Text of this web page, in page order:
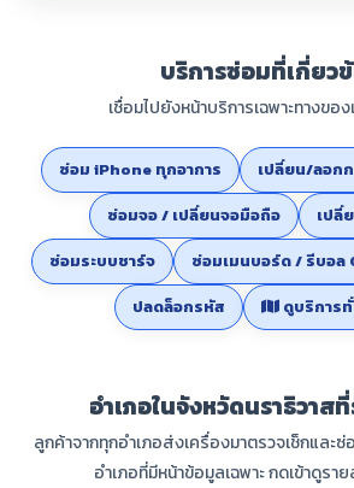
บริการซ่อมที่เกี่ยว
เชื่อมไปยังหน้าบริการเฉพาะทางขอ
ซ่อม iPhone ทุกอาการ
เปลี่ยน/ลอก
ซ่อมจอ / เปลี่ยนจอมือถือ
เปลี่
ซ่อมระบบชาร์จ
ซ่อมเมนบอร์ด / รีบอล
ปลดล็อกรหัส
ดูบริการ
อำเภอในจังหวัดนราธิวาส
ลูกค้าจากทุกอำเภอส่งเครื่องมาตรวจเช็กและ
อำเภอที่มีหน้าข้อมูลเฉพาะ กดเข้าดูรา